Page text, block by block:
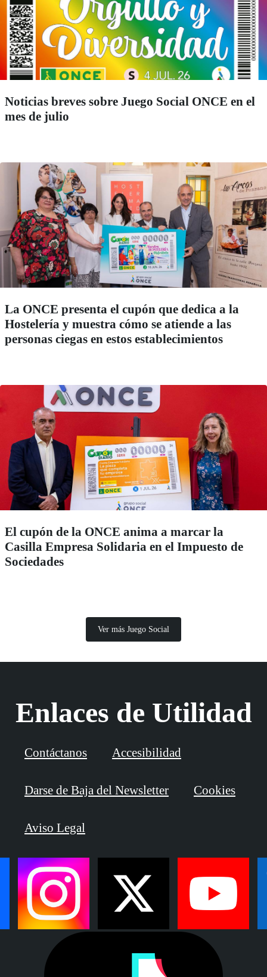
Noticias breves sobre Juego Social ONCE en el
mes de julio
La ONCE presenta el cupón que dedica a la
Hostelería y muestra cómo se atiende a las
personas ciegas en estos establecimientos
El cupón de la ONCE anima a marcar la
Casilla Empresa Solidaria en el Impuesto de
Sociedades
Ver más Juego Social
Enlaces de Utilidad
Contáctanos Accesibilidad
Darse de Baja del Newsletter Cookies
Aviso Legal